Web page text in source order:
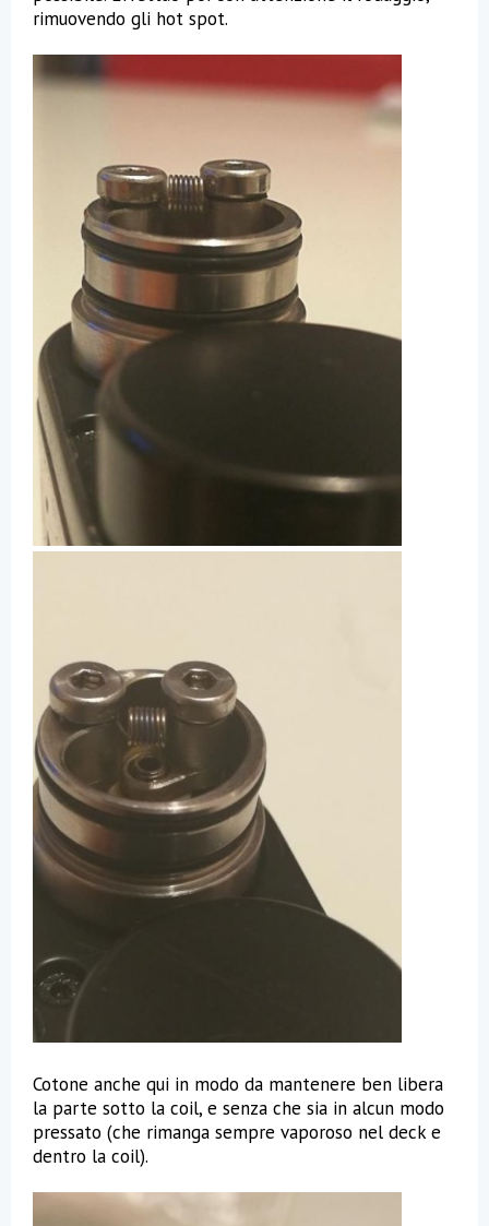
rimuovendo gli hot spot.
Cotone anche qui in modo da mantenere ben libera
la parte sotto la coil, e senza che sia in alcun modo
pressato (che rimanga sempre vaporoso nel deck e
dentro la coil).